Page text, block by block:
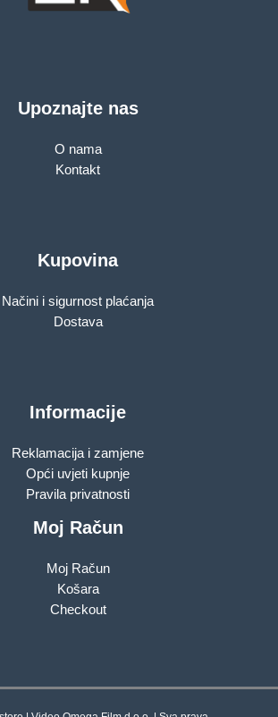
Upoznajte nas
O nama
Kontakt
Kupovina
Načini i sigurnost plaćanja
Dostava
Informacije
Reklamacija i zamjene
Opći uvjeti kupnje
Pravila privatnosti
Moj Račun
Moj Račun
Košara
Checkout